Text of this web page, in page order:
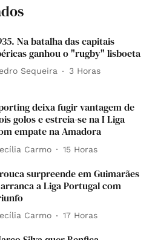
Na batalha das capitais
ganhou o "rugby" lisboeta
Sequeira 3 Horas
deixa fugir vantagem de
golos e estreia-se na I Liga
empate na Amadora
Carmo 15 Horas
surpreende em Guimarães
a Liga Portugal com
Carmo 17 Horas